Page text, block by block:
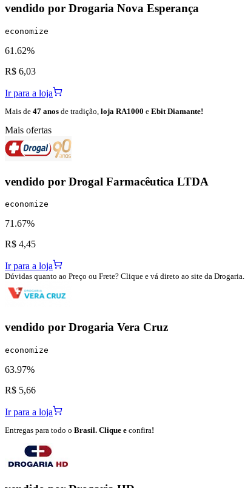
vendido por Drogaria Nova Esperança
economize
61.62%
R$ 6,03
Ir para a loja
Mais de 47 anos de tradição, loja RA1000 e Ebit Diamante!
Mais ofertas
vendido por Drogal Farmacêutica LTDA
economize
71.67%
R$ 4,45
Ir para a loja
Dúvidas quanto ao Preço ou Frete? Clique e vá direto ao site da Drogaria.
vendido por Drogaria Vera Cruz
economize
63.97%
R$ 5,66
Ir para a loja
Entregas para todo o Brasil. Clique e confira!